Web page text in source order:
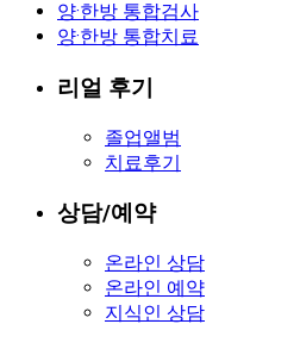
양·한방 통합검사
양·한방 통합치료
리얼 후기
졸업앨범
치료후기
상담/예약
온라인 상담
온라인 예약
지식인 상담